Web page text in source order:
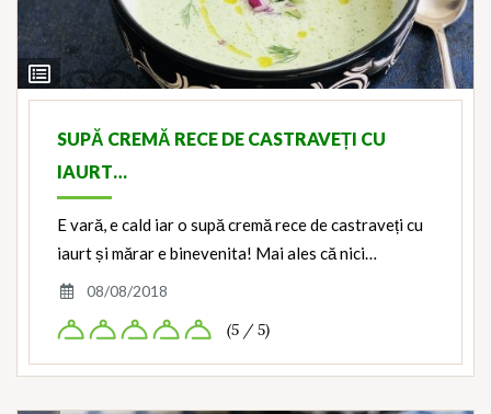
View
Ingredients
SUPĂ CREMĂ RECE DE CASTRAVEȚI CU
IAURT…
E vară, e cald iar o supă cremă rece de castraveți cu
iaurt și mărar e binevenita! Mai ales că nici…
08/08/2018
(5 / 5)